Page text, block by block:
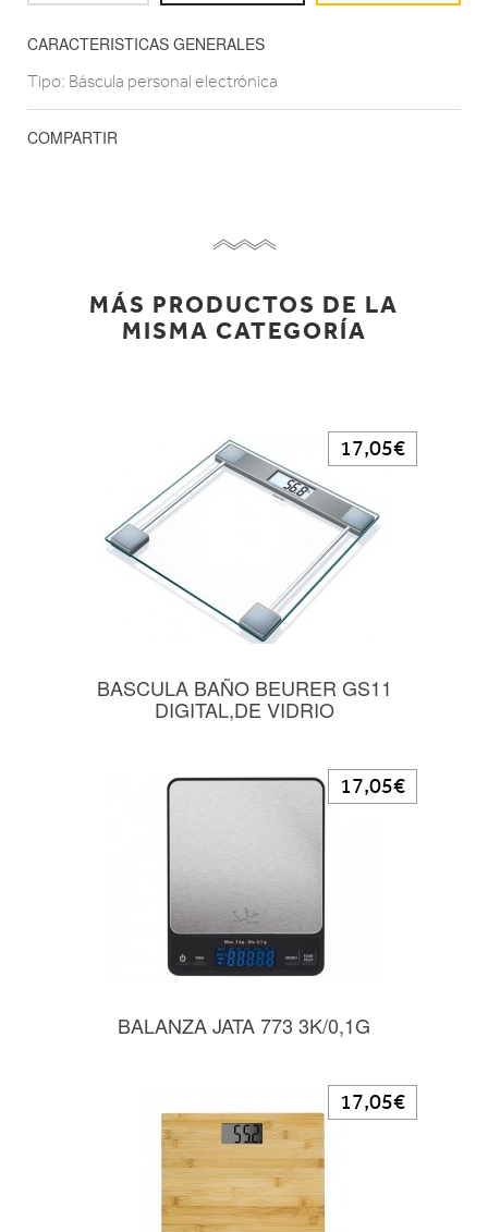
CARACTERISTICAS GENERALES
Tipo: Báscula personal electrónica
COMPARTIR
MÁS PRODUCTOS DE LA
MISMA CATEGORÍA
BASCULA BAÑO BEURER GS11
DIGITAL,DE VIDRIO
17,05€
BALANZA JATA 773 3K/0,1G
17,05€
17,05€